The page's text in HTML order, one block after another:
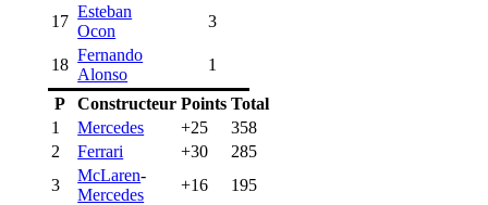
17
Esteban
Ocon
3
18
Fernando
Alonso
1
P Constructeur Points Total
1
Mercedes +25
358
2
Ferrari +30
285
3
McLaren-
Mercedes
+16 195